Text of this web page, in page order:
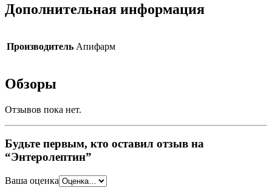
Дополнительная информация
Производитель Апифарм
Обзоры
Отзывов пока нет.
Будьте первым, кто оставил отзыв на
“Энтеролептин”
Ваша оценка